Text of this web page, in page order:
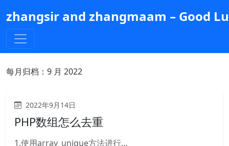
到
主
内
容
zhangsir and zhangmaam – Good
每月归档： 9 月 2022
2022年9月14日
PHP数组怎么去重
1.使用array_unique方法进行…